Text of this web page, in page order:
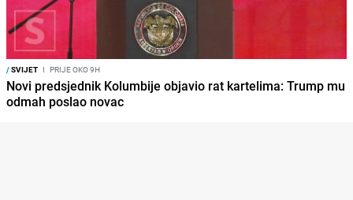
/SVIJET I PRIJE OKO 9H
Novi predsjednik Kolumbije objavio rat kartelima: Trump mu
odmah poslao novac